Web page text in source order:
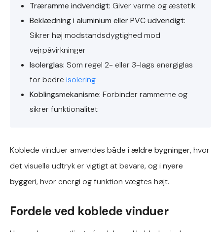
Træramme indvendigt: Giver varme og æstetik
Beklædning i aluminium eller PVC udvendigt:
Sikrer høj modstandsdygtighed mod
vejrpåvirkninger
Isolerglas: Som regel 2- eller 3-lags energiglas
for bedre isolering
Koblingsmekanisme: Forbinder rammerne og
sikrer funktionalitet
Koblede vinduer anvendes både i ældre bygninger, hvor
det visuelle udtryk er vigtigt at bevare, og i nyere
byggeri, hvor energi og funktion vægtes højt.
Fordele ved koblede vinduer